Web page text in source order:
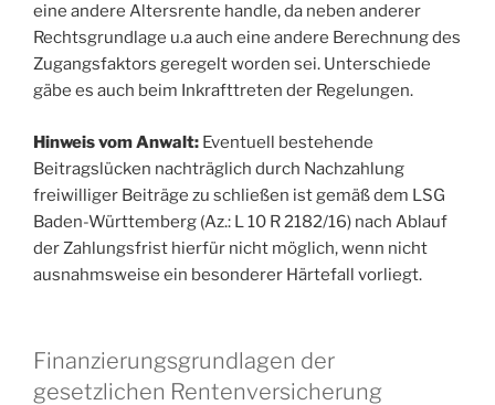
eine andere Altersrente handle, da neben anderer
Rechtsgrundlage u.a auch eine andere Berechnung des
Zugangsfaktors geregelt worden sei. Unterschiede
gäbe es auch beim Inkrafttreten der Regelungen.
Hinweis vom Anwalt: Eventuell bestehende
Beitragslücken nachträglich durch Nachzahlung
freiwilliger Beiträge zu schließen ist gemäß dem LSG
Baden-Württemberg (Az.: L 10 R 2182/16) nach Ablauf
der Zahlungsfrist hierfür nicht möglich, wenn nicht
ausnahmsweise ein besonderer Härtefall vorliegt.
Finanzierungsgrundlagen der
gesetzlichen Rentenversicherung